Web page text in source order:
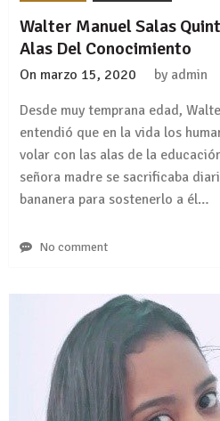
Walter Manuel Salas
Alas Del Conocimiento
On marzo 15, 2020 by admin
Desde muy temprana edad,
entendió que en la vida los
volar con las alas de la
señora madre se sacrificaba
bananera para sostenerlo a él…
No comment